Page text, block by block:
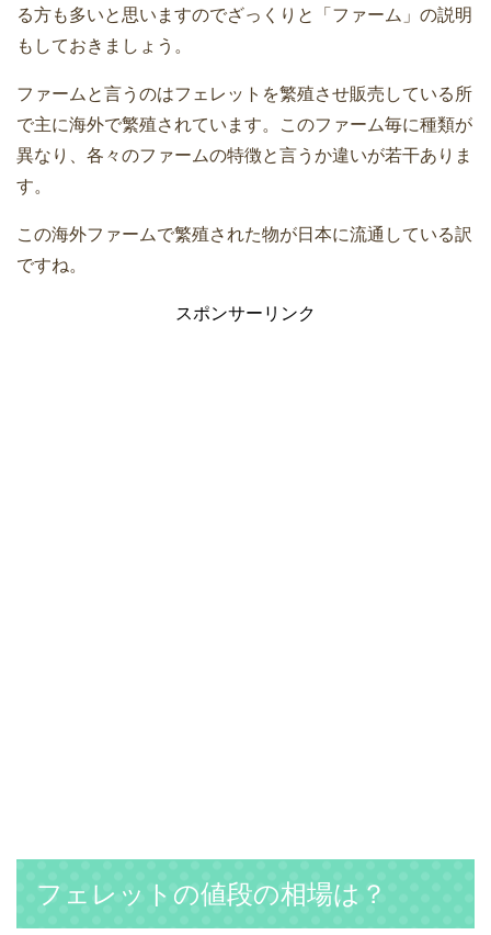
る方も多いと思いますのでざっくりと「ファーム」の説明
もしておきましょう。
ファームと言うのはフェレットを繁殖させ販売している所
で主に海外で繁殖されています。このファーム毎に種類が
異なり、各々のファームの特徴と言うか違いが若干ありま
す。
この海外ファームで繁殖された物が日本に流通している訳
ですね。
スポンサーリンク
フェレットの値段の相場は？